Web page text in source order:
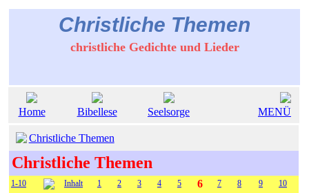
Christliche Themen
christliche Gedichte und Lieder
Home Bibellese Seelsorge MENÜ
Christliche Themen
Christliche Themen
1-10 Inhalt 1 2 3 4 5 6 7 8 9
10